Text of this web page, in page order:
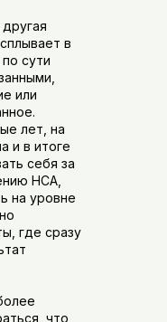
в
сути
или
лет, на
и в итоге
себя за
НСА,
на уровне
где сразу
что